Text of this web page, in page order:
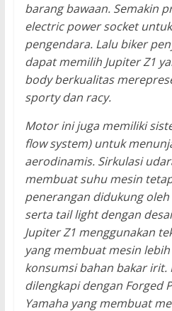
barang bawaan. Semakin
electric power socket
pengendara. Lalu biker
dapat memilih Jupiter Z1
body berkualitas
sporty dan racy.
Motor ini juga memiliki
flow system) untuk
aerodinamis. Sirkulasi
membuat suhu mesin
penerangan didukung
serta tail light dengan
Jupiter Z1 menggunakan
yang membuat mesin
konsumsi bahan bakar irit.
dilengkapi dengan Forged
Yamaha yang membuat